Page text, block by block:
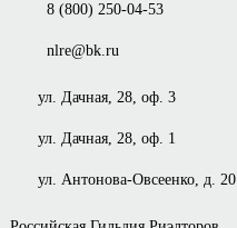
8 (800) 250-04-53
nlre@bk.ru
ул. Дачная, 28, оф. 3
ул. Дачная, 28, оф. 1
ул. Антонова-Овсеенко, д. 20